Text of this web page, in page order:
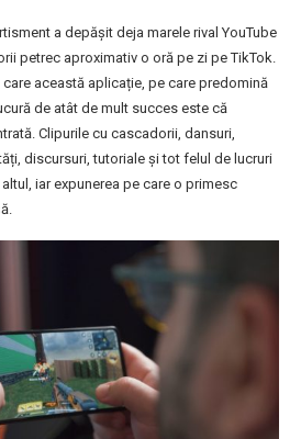
a depășit deja marele rival YouTube
petrec aproximativ o oră pe zi pe TikTok.
această aplicație, pe care predomină
de atât de mult succes este că
Clipurile cu cascadorii, dansuri,
discursuri, tutoriale și tot felul de lucruri
iar expunerea pe care o primesc